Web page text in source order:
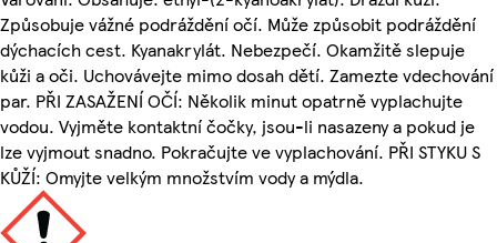
Způsobuje vážné podráždění očí. Může způsobit podráždění
dýchacích cest. Kyanakrylát. Nebezpečí. Okamžitě slepuje
kůži a oči. Uchovávejte mimo dosah dětí. Zamezte vdechování
par. PŘI ZASAŽENÍ OČÍ: Několik minut opatrně vyplachujte
vodou. Vyjměte kontaktní čočky, jsou-li nasazeny a pokud je
lze vyjmout snadno. Pokračujte ve vyplachování. PŘI STYKU S
KŮŽÍ: Omyjte velkým množstvím vody a mýdla.